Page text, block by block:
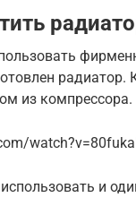
из компрессора.
и